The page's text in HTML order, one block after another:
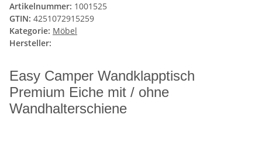
Artikelnummer: 1001525
GTIN: 4251072915259
Kategorie: Möbel
Hersteller:
Easy Camper Wandklapptisch
Premium Eiche mit / ohne
Wandhalterschiene